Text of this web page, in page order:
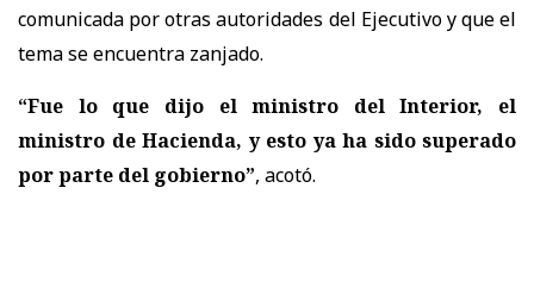
comunicada por otras autoridades del Ejecutivo y que el
tema se encuentra zanjado.
“Fue lo que dijo el ministro del Interior, el
ministro de Hacienda, y esto ya ha sido superado
por parte del gobierno”, acotó.